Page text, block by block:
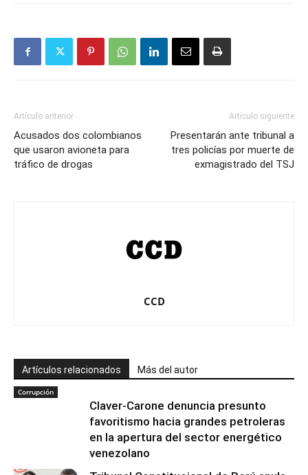
Artículo anterior
Acusados dos colombianos
que usaron avioneta para
tráfico de drogas
Artículo siguiente
Presentarán ante tribunal a
tres policías por muerte de
exmagistrado del TSJ
CCD
Artículos relacionados Más del autor
Corrupción
Claver-Carone denuncia presunto
favoritismo hacia grandes petroleras
en la apertura del sector energético
venezolano